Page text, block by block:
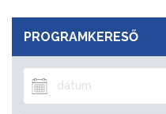
PROGRAMKERESŐ